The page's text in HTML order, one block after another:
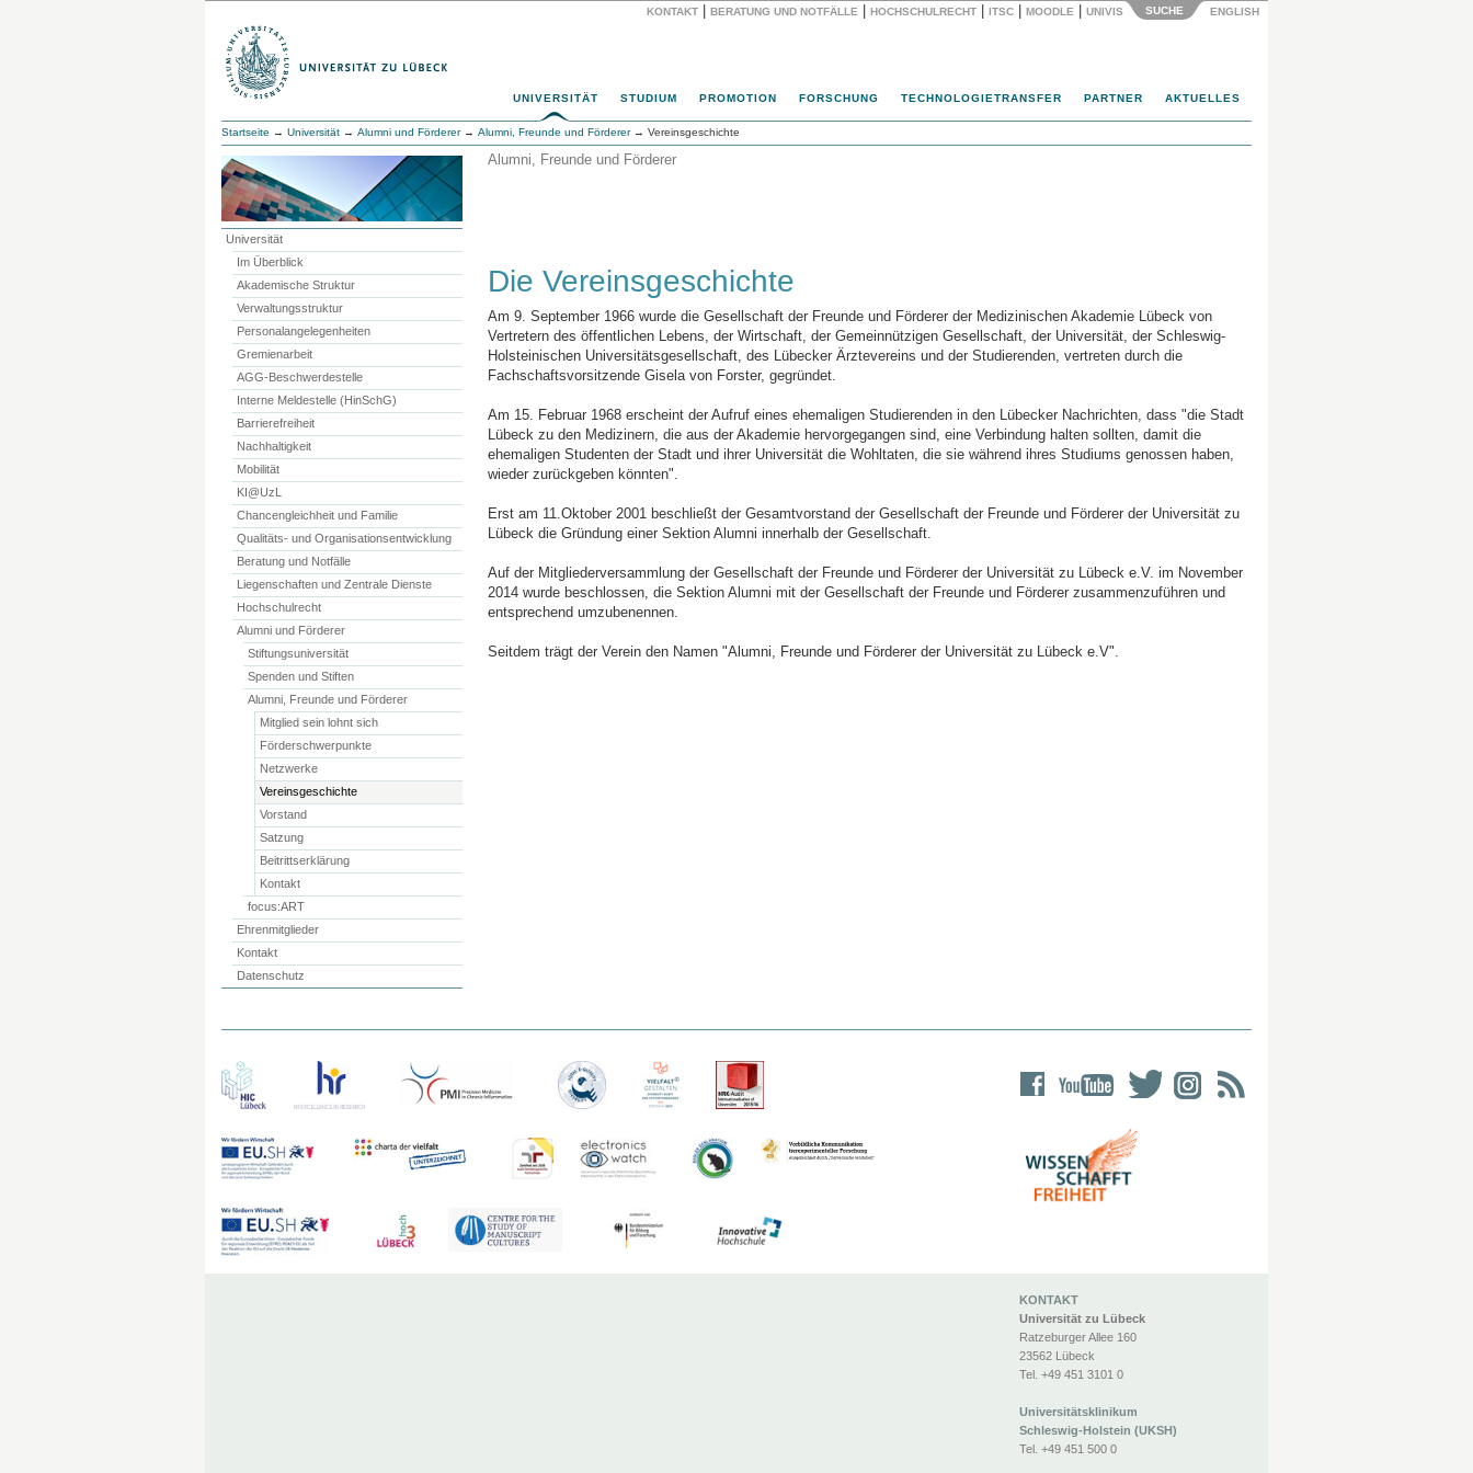
KONTAKT BERATUNG UND NOTFÄLLE HOCHSCHULRECHT ITSC MOODLE UNIVIS SUCHE ENGLISH
UNIVERSITÄT STUDIUM PROMOTION FORSCHUNG TECHNOLOGIETRANSFER PARTNER AKTUELLES
Startseite → Universität → Alumni und Förderer→ Alumni, Freunde und Förderer→ Vereinsgeschichte
Universität
Im Überblick
Akademische Struktur
Verwaltungsstruktur
Personalangelegenheiten
Gremienarbeit
AGG-Beschwerdestelle
Interne Meldestelle (HinSchG)
Barrierefreiheit
Nachhaltigkeit
Mobilität
KI@UzL
Chancengleichheit und Familie
Qualitäts- und Organisationsentwicklung
Beratung und Notfälle
Liegenschaften und Zentrale Dienste
Hochschulrecht
Alumni und Förderer
Stiftungsuniversität
Spenden und Stiften
Alumni, Freunde und Förderer
Mitglied sein lohnt sich
Förderschwerpunkte
Netzwerke
Vereinsgeschichte
Vorstand
Satzung
Beitrittserklärung
Kontakt
focus:ART
Ehrenmitglieder
Kontakt
Datenschutz
Alumni, Freunde und Förderer
Die Vereinsgeschichte
Am 9. September 1966 wurde die Gesellschaft der Freunde und Förderer der Medizinischen Akademie Lübeck von
Vertretern des öffentlichen Lebens, der Wirtschaft, der Gemeinnützigen Gesellschaft, der Universität, der Schleswig-
Holsteinischen Universitätsgesellschaft, des Lübecker Ärztevereins und der Studierenden, vertreten durch die
Fachschaftsvorsitzende Gisela von Forster, gegründet.
Am 15. Februar 1968 erscheint der Aufruf eines ehemaligen Studierenden in den Lübecker Nachrichten, dass "die Stadt
Lübeck zu den Medizinern, die aus der Akademie hervorgegangen sind, eine Verbindung halten sollten, damit die
ehemaligen Studenten der Stadt und ihrer Universität die Wohltaten, die sie während ihres Studiums genossen haben,
wieder zurückgeben könnten".
Erst am 11.Oktober 2001 beschließt der Gesamtvorstand der Gesellschaft der Freunde und Förderer der Universität zu
Lübeck die Gründung einer Sektion Alumni innerhalb der Gesellschaft.
Auf der Mitgliederversammlung der Gesellschaft der Freunde und Förderer der Universität zu Lübeck e.V. im November
2014 wurde beschlossen, die Sektion Alumni mit der Gesellschaft der Freunde und Förderer zusammenzuführen und
entsprechend umzubenennen.
Seitdem trägt der Verein den Namen "Alumni, Freunde und Förderer der Universität zu Lübeck e.V".
KONTAKT
Universität zu Lübeck
Ratzeburger Allee 160
23562 Lübeck
Tel. +49 451 3101 0
Universitätsklinikum
Schleswig-Holstein (UKSH)
Tel. +49 451 500 0